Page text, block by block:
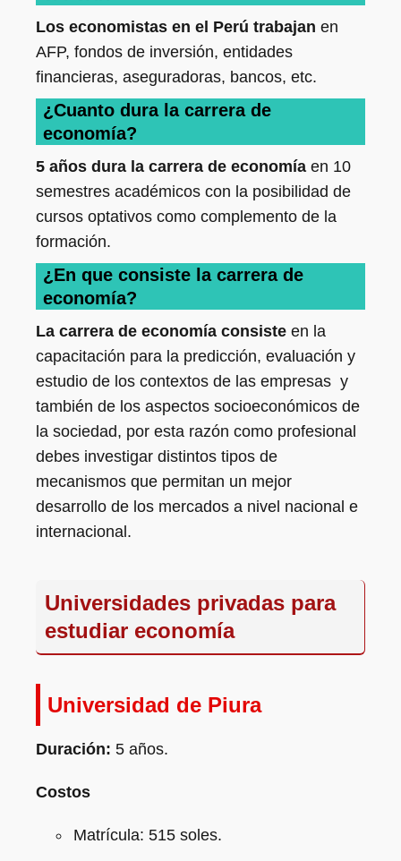
Los economistas en el Perú trabajan en
AFP, fondos de inversión, entidades
financieras, aseguradoras, bancos, etc.
¿Cuanto dura la carrera de
economía?
5 años dura la carrera de economía en 10
semestres académicos con la posibilidad de
cursos optativos como complemento de la
formación.
¿En que consiste la carrera de
economía?
La carrera de economía consiste en la
capacitación para la predicción, evaluación y
estudio de los contextos de las empresas y
también de los aspectos socioeconómicos de
la sociedad, por esta razón como profesional
debes investigar distintos tipos de
mecanismos que permitan un mejor
desarrollo de los mercados a nivel nacional e
internacional.
Universidades privadas para
estudiar economía
Universidad de Piura
Duración: 5 años.
Costos
Matrícula: 515 soles.